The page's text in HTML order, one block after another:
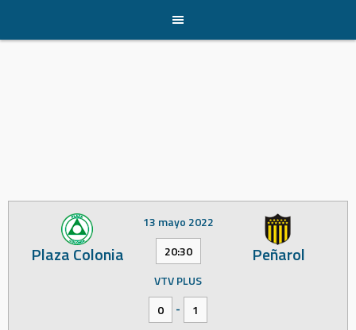
content
Plaza Colonia Peñarol
13 mayo 2022
20:30
VTV PLUS
0
-
1